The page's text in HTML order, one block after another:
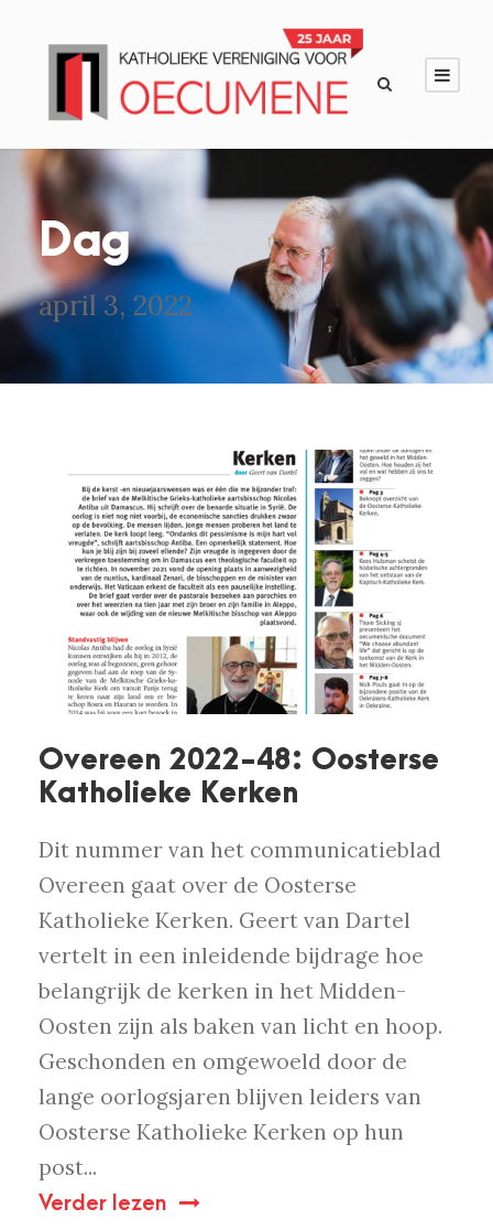
Dag
april 3, 2022
Overeen 2022-48: Oosterse
Katholieke Kerken
Dit nummer van het communicatieblad
Overeen gaat over de Oosterse
Katholieke Kerken. Geert van Dartel
vertelt in een inleidende bijdrage hoe
belangrijk de kerken in het Midden-
Oosten zijn als baken van licht en hoop.
Geschonden en omgewoeld door de
lange oorlogsjaren blijven leiders van
Oosterse Katholieke Kerken op hun
post...
Verder lezen